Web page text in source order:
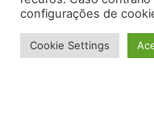
configurações de
Cookie Settings